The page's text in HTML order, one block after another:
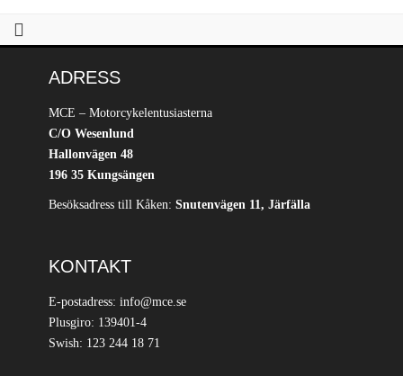
ADRESS
MCE – Motorcykelentusiasterna
C/O Wesenlund
Hallonvägen 48
196 35 Kungsängen
Besöksadress till Kåken: Snutenvägen 11, Järfälla
KONTAKT
E-postadress: info@mce.se
Plusgiro: 139401-4
Swish: 123 244 18 71